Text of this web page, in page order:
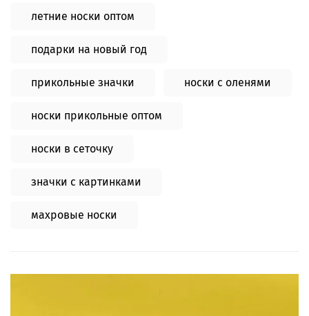
летние носки оптом
подарки на новый год
прикольные значки носки с оленями
носки прикольные оптом
носки в сеточку
значки с картинками
махровые носки